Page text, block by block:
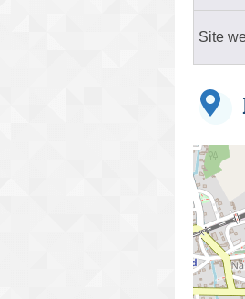
Site